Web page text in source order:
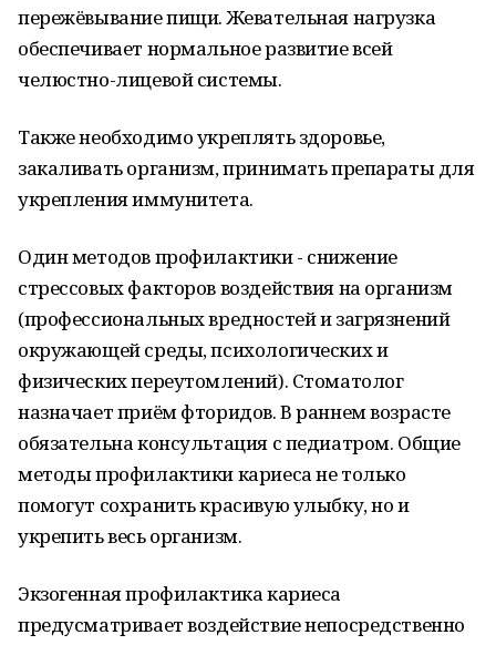
пережёвывание пищи. Жевательная нагрузка
обеспечивает нормальное развитие всей
челюстно-лицевой системы.
Также необходимо укреплять здоровье,
закаливать организм, принимать препараты для
укрепления иммунитета.
Один методов профилактики - снижение
стрессовых факторов воздействия на организм
(профессиональных вредностей и загрязнений
окружающей среды, психологических и
физических переутомлений). Стоматолог
назначает приём фторидов. В раннем возрасте
обязательна консультация с педиатром. Общие
методы профилактики кариеса не только
помогут сохранить красивую улыбку, но и
укрепить весь организм.
Экзогенная профилактика кариеса
предусматривает воздействие непосредственно